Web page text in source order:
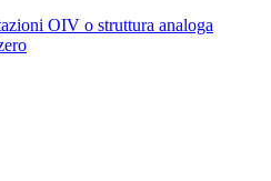
OIV o struttura analoga